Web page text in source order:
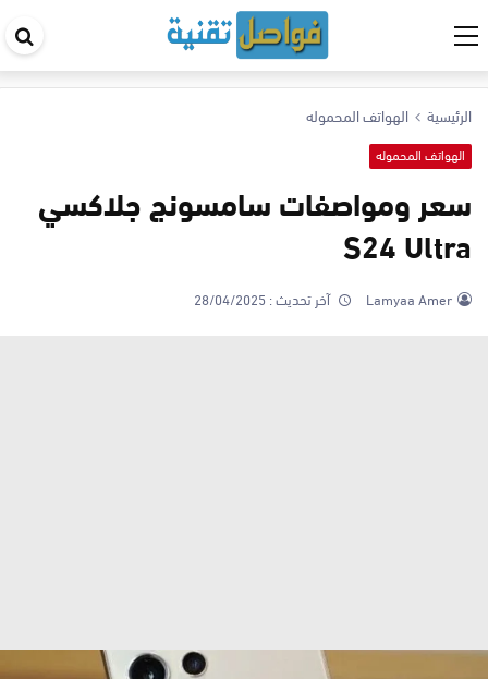
الرئيسية الهواتف المحموله
الهواتف المحموله
سعر ومواصفات سامسونج جلاكسي
S24 Ultra
Lamyaa Amer آخر تحديث : 28/04/2025